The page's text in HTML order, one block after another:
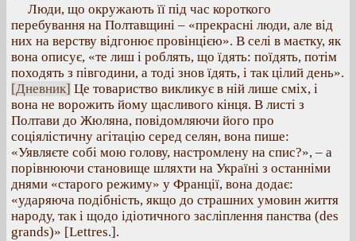
Люди, що окружають її під час короткого
перебування на Полтавщині – «прекрасні люди, але від
них на верству відгонює провінцією». В селі в маєтку, як
вона описує, «те лиш і роблять, що їдять: поїдять, потім
походять з півгодини, а тоді знов їдять, і так цілий день».
[Дневник] Це товариство викликує в ній лише сміх, і
вона не ворожить йому щасливого кінця. В листі з
Полтави до Жюляна, повідомляючи його про
соціялістичну агітацію серед селян, вона пише:
«Уявляєте собі мою голову, настромлену на спис?», – а
порівнюючи становище шляхти на Україні з останніми
днями «старого режиму» у Франції, вона додає:
«ударяюча подібність, якщо до страшних умовин життя
народу, так і щодо ідіотичного засліплення панства (des
grands)» [Lettres.].